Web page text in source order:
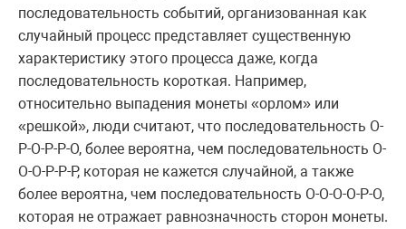
последовательность событий, организованная как
случайный процесс представляет существенную
характеристику этого процесса даже, когда
последовательность короткая. Например,
относительно выпадения монеты «орлом» или
«решкой», люди считают, что последовательность О-
Р-О-Р-Р-О, более вероятна, чем последовательность О-
О-О-Р-Р-Р, которая не кажется случайной, а также
более вероятна, чем последовательность О-О-О-О-Р-О,
которая не отражает равнозначность сторон монеты.